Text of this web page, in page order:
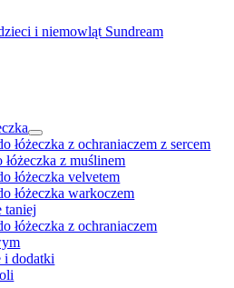
łóżeczka z ochraniaczem z sercem
łóżeczka z muślinem
łóżeczka velvetem
łóżeczka warkoczem
taniej
łóżeczka z ochraniaczem
i dodatki